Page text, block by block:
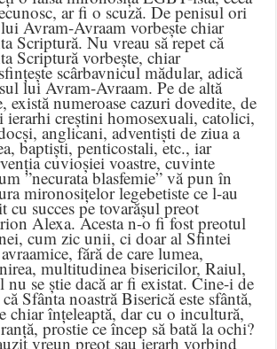
ar fi o scuză. De penisul ori
Avram-Avraam vorbește chiar
Scriptură. Nu vreau să repet că
Scriptură vorbește, chiar
scârbavnicul mădular, adică
lui Avram-Avraam. Pe de altă
există numeroase cazuri dovedite, de
ierarhi creștini homosexuali, catolici,
anglicani, adventiști de ziua a
baptiști, penticostali, etc., iar
cuvioșiei voastre, cuvinte
”necurata blasfemie” vă pun în
mironosițelor legebetiste ce l-au
cu succes pe tovarășul preot
Alexa. Acesta n-o fi fost preotul
cum zic unii, ci doar al Sfintei
fără de care lumea,
multitudinea bisericilor, Raiul,
nu se știe dacă ar fi existat. Cine-i de
Sfânta noastră Biserică este sfântă,
chiar înțeleaptă, dar cu o incultură,
prostie ce încep să bată la ochi?
vreun preot sau ierarh vorbind